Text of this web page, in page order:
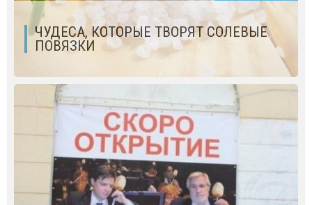
ЧУДЕСА, КОТОРЫЕ ТВОРЯТ СОЛЕВЫЕ
ПОВЯЗКИ